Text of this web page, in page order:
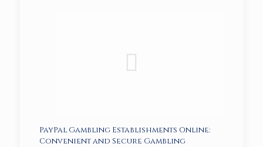
PayPal Gambling Establishments Online:
Convenient and Secure Gambling